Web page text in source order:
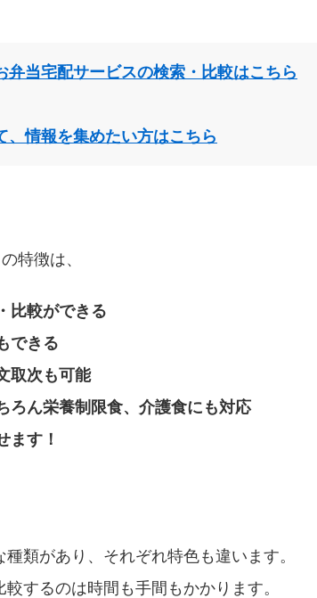
当宅配サービスの検索・比較はこちら
、情報を集めたい方はこちら
特徴は、
比較ができる
できる
取次も可能
ろん栄養制限食、介護食にも対応
ます！
類があり、それぞれ特色も違います。
するのは時間も手間もかかります。